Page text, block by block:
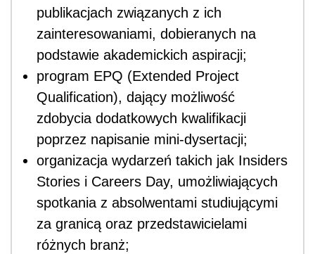
publikacjach związanych z ich
zainteresowaniami, dobieranych na
podstawie akademickich aspiracji;
program EPQ (Extended Project
Qualification), dający możliwość
zdobycia dodatkowych kwalifikacji
poprzez napisanie mini-dysertacji;
organizacja wydarzeń takich jak Insiders
Stories i Careers Day, umożliwiających
spotkania z absolwentami studiującymi
za granicą oraz przedstawicielami
różnych branż;